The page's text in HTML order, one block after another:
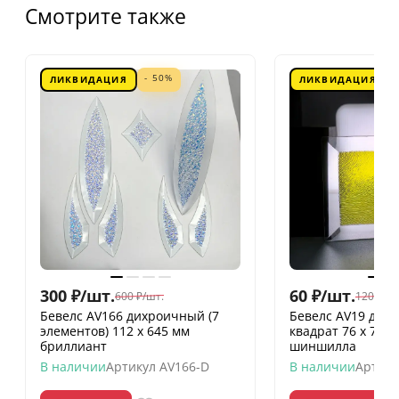
Смотрите также
ЛИКВИДАЦИЯ - 50%
300 ₽/шт.600 ₽/шт.
Бевелс AV166 дихроичный (7
элементов) 112 х 645 мм
бриллиант
В наличииАртикул AV166-D
ЛИКВИДАЦИЯ
60 ₽/шт.120
Бевелс AV19
квадрат 76 х 76
шиншилла
В наличии